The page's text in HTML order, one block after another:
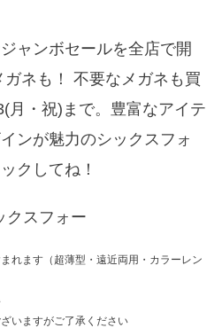
ャンボセールを全店で開
ネも！ 不要なメガネも買
月・祝)まで。豊富なアイテ
ンが魅力のシックスフォ
クしてね！
れます（超薄型・遠近両用・カラーレン
いますがご了承ください